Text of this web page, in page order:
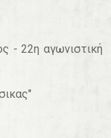
- 22η αγωνιστική